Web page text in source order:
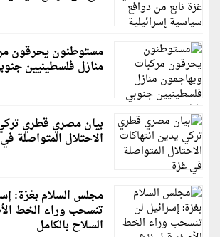
مستوطنون يحرقون
منازل فلسطينيين
بيان مصري قطري
الاحتلال المتواصلة
مجلس السلام بغزة:
تنسحب وراء الخط
السلاح بالكامل